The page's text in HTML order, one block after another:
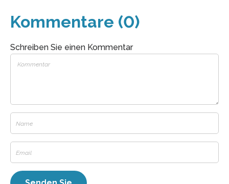
Kommentare (0)
Schreiben Sie einen Kommentar